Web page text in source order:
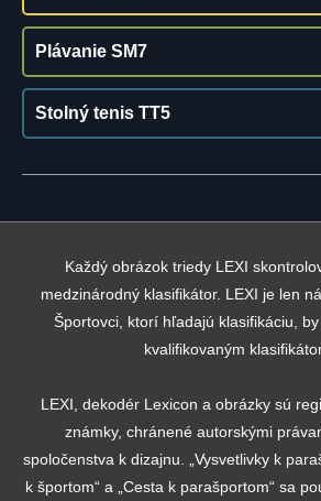
Plávanie SM7
Stolný tenis TT5
Každý obrázok triedy LEXI
medzinárodný klasifikátor. LEXI je len
Športovci, ktorí hľadajú klasifikáciu,
kvalifikovaným
LEXI, dekodér Lexicon a obrázky sú
známky, chránené autorskými
spoločenstva k dizajnu. „Vysvetlivky k
k športom“ a „Cesta k parašportom“ sa